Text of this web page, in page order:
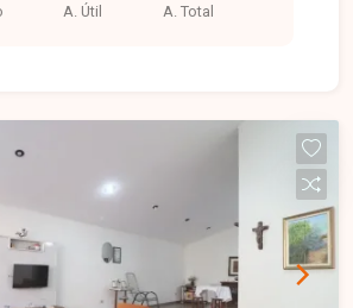
A. Útil A. Total